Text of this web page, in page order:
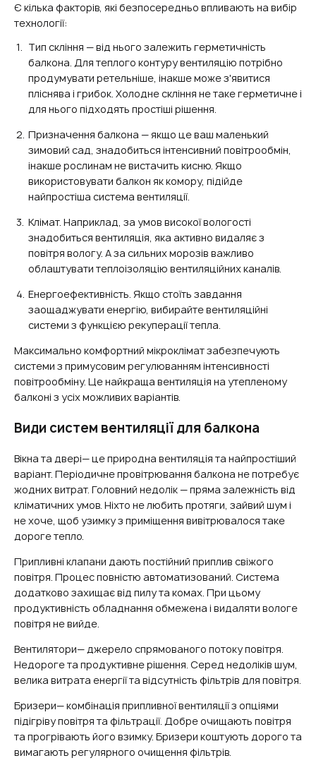
Є кілька факторів, які безпосередньо впливають на вибір
технології:
Тип скління — від нього залежить герметичність
балкона. Для теплого контуру вентиляцію потрібно
продумувати ретельніше, інакше може з'явитися
пліснява і грибок. Холодне скління не таке герметичне і
для нього підходять простіші рішення.
Призначення балкона — якщо це ваш маленький
зимовий сад, знадобиться інтенсивний повітрообмін,
інакше рослинам не вистачить кисню. Якщо
використовувати балкон як комору, підійде
найпростіша система вентиляції.
Клімат. Наприклад, за умов високої вологості
знадобиться вентиляція, яка активно видаляє з
повітря вологу. А за сильних морозів важливо
облаштувати теплоізоляцію вентиляційних каналів.
Енергоефективність. Якщо стоїть завдання
заощаджувати енергію, вибирайте вентиляційні
системи з функцією рекуперації тепла.
Максимально комфортний мікроклімат забезпечують
системи з примусовим регулюванням інтенсивності
повітрообміну. Це найкраща вентиляція на утепленому
балконі з усіх можливих варіантів.
Види систем вентиляції для балкона
Вікна та двері— це природна вентиляція та найпростіший
варіант. Періодичне провітрювання балкона не потребує
жодних витрат. Головний недолік — пряма залежність від
кліматичних умов. Ніхто не любить протяги, зайвий шум і
не хоче, щоб узимку з приміщення вивітрювалося таке
дороге тепло.
Припливні клапани дають постійний приплив свіжого
повітря. Процес повністю автоматизований. Система
додатково захищає від пилу та комах. При цьому
продуктивність обладнання обмежена і видаляти вологе
повітря не вийде.
Вентилятори— джерело спрямованого потоку повітря.
Недороге та продуктивне рішення. Серед недоліків шум,
велика витрата енергії та відсутність фільтрів для повітря.
Бризери— комбінація припливної вентиляції з опціями
підігріву повітря та фільтрації. Добре очищають повітря
та прогрівають його взимку. Бризери коштують дорого та
вимагають регулярного очищення фільтрів.